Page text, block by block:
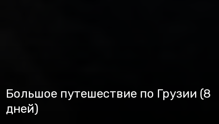
Большое путешествие по Грузии (8
дней)